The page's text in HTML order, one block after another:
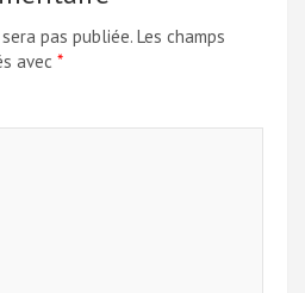
pas publiée. Les champs
avec *